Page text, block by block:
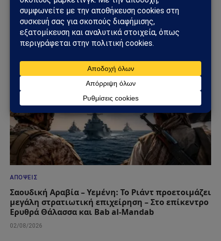
ΔΕΙΤΕ ΕΠΙΣΗΣ →
ΑΠΌΨΕΙΣ
Σαουδική Αραβία – Υεμένη: Το Ριάντ προετοιμάζει
μεγάλη στρατιωτική επιχείρηση – Στο επίκεντρο
Ερυθρά Θάλασσα και Bab al-Mandab
02/08/2026